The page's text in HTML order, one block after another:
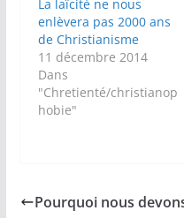
La laïcité ne nous
enlèvera pas 2000 ans
de Christianisme
11 décembre 2014
Dans
"Chretienté/christianop
hobie"
Pourquoi nous